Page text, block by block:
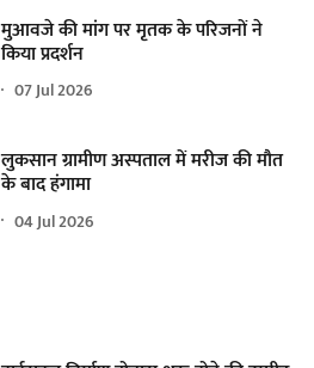
मुआवजे की मांग पर मृतक के परिजनों ने
किया प्रदर्शन
07 Jul 2026
लुकसान ग्रामीण अस्पताल में मरीज की मौत
के बाद हंगामा
04 Jul 2026